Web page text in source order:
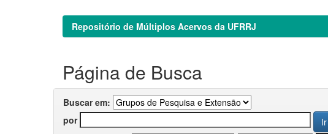
Repositório de Múltiplos Acervos da UFRRJ
Página de Busca
Buscar em:
por